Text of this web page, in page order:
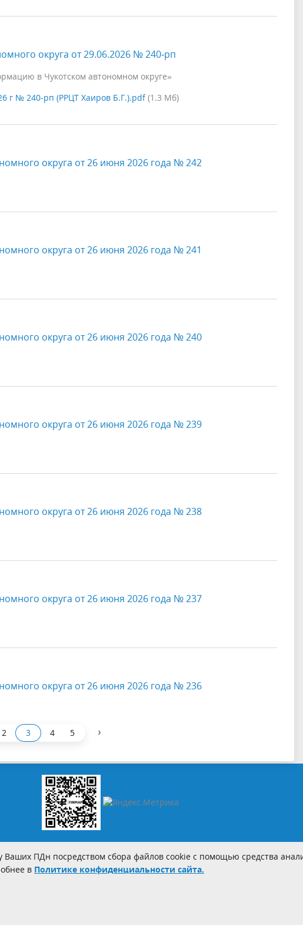
округа от 29.06.2026 № 240‑рп
в Чукотском автономном округе»
г № 240-рп (РРЦТ Хаиров Б.Г.).pdf(1.3 Мб)
округа от 26 июня 2026 года № 242
округа от 26 июня 2026 года № 241
округа от 26 июня 2026 года № 240
округа от 26 июня 2026 года № 239
округа от 26 июня 2026 года № 238
округа от 26 июня 2026 года № 237
округа от 26 июня 2026 года № 236
2 3 4 5 ›
Ваших ПДн посредством сбора файлов cookie с помощью средства
в Политике конфиденциальности сайта.